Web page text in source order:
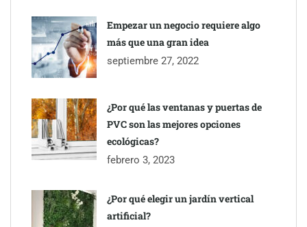
Empezar un negocio requiere algo
más que una gran idea
septiembre 27, 2022
¿Por qué las ventanas y puertas de
PVC son las mejores opciones
ecológicas?
febrero 3, 2023
¿Por qué elegir un jardín vertical
artificial?